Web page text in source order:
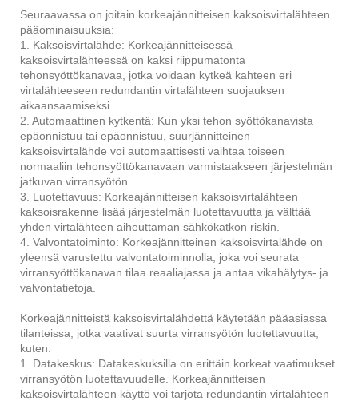
Seuraavassa on joitain korkeajännitteisen kaksoisvirtalähteen
pääominaisuuksia:
1. Kaksoisvirtalähde: Korkeajännitteisessä
kaksoisvirtalähteessä on kaksi riippumatonta
tehonsyöttökanavaa, jotka voidaan kytkeä kahteen eri
virtalähteeseen redundantin virtalähteen suojauksen
aikaansaamiseksi.
2. Automaattinen kytkentä: Kun yksi tehon syöttökanavista
epäonnistuu tai epäonnistuu, suurjännitteinen
kaksoisvirtalähde voi automaattisesti vaihtaa toiseen
normaaliin tehonsyöttökanavaan varmistaakseen järjestelmän
jatkuvan virransyötön.
3. Luotettavuus: Korkeajännitteisen kaksoisvirtalähteen
kaksoisrakenne lisää järjestelmän luotettavuutta ja välttää
yhden virtalähteen aiheuttaman sähkökatkon riskin.
4. Valvontatoiminto: Korkeajännitteinen kaksoisvirtalähde on
yleensä varustettu valvontatoiminnolla, joka voi seurata
virransyöttökanavan tilaa reaaliajassa ja antaa vikahälytys- ja
valvontatietoja.
Korkeajännitteistä kaksoisvirtalähdettä käytetään pääasiassa
tilanteissa, jotka vaativat suurta virransyötön luotettavuutta,
kuten:
1. Datakeskus: Datakeskuksilla on erittäin korkeat vaatimukset
virransyötön luotettavuudelle. Korkeajännitteisen
kaksoisvirtalähteen käyttö voi tarjota redundantin virtalähteen